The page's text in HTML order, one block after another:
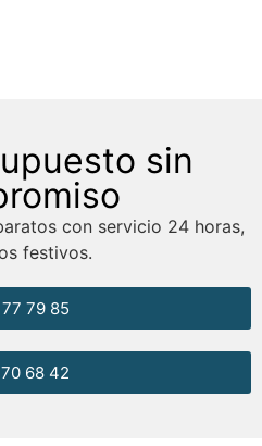
sin
con servicio 24 horas,
festivos.
68 42
79 85